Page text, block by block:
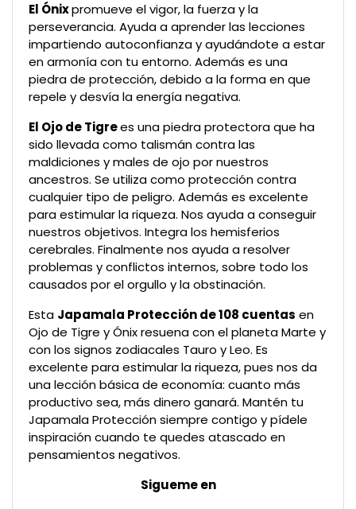
El Ónixpromueve el vigor, la fuerza y la
perseverancia. Ayuda a aprender las lecciones
impartiendo autoconfianza y ayudándote a estar
en armonía con tu entorno. Además es una
piedra de protección, debido a la forma en que
repele y desvía la energía negativa.
El Ojo de Tigrees una piedra protectora que ha
sido llevada como talismán contra las
maldiciones y males de ojo por nuestros
ancestros. Se utiliza como protección contra
cualquier tipo de peligro. Además es excelente
para estimular la riqueza. Nos ayuda a conseguir
nuestros objetivos. Integra los hemisferios
cerebrales. Finalmente nos ayuda a resolver
problemas y conflictos internos, sobre todo los
causados por el orgullo y la obstinación.
Esta Japamala Protección de 108 cuentas en
Ojo de Tigre y Ónix resuena con el planeta Marte y
con los signos zodiacales Tauro y Leo. Es
excelente para estimular la riqueza, pues nos da
una lección básica de economía: cuanto más
productivo sea, más dinero ganará. Mantén tu
Japamala Protección siempre contigo y pídele
inspiración cuando te quedes atascado en
pensamientos negativos.
Sigueme en